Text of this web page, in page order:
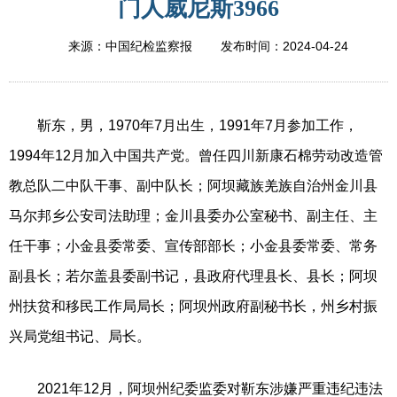
门人威尼斯3966
来源：中国纪检监察报 发布时间： 2024-04-24
靳东，男，1970年7月出生，1991年7月参加工作，
1994年12月加入中国共产党。曾任四川新康石棉劳动改造管
教总队二中队干事、副中队长；阿坝藏族羌族自治州金川县
马尔邦乡公安司法助理；金川县委办公室秘书、副主任、主
任干事；小金县委常委、宣传部部长；小金县委常委、常务
副县长；若尔盖县委副书记，县政府代理县长、县长；阿坝
州扶贫和移民工作局局长；阿坝州政府副秘书长，州乡村振
兴局党组书记、局长。
2021年12月，阿坝州纪委监委对靳东涉嫌严重违纪违法